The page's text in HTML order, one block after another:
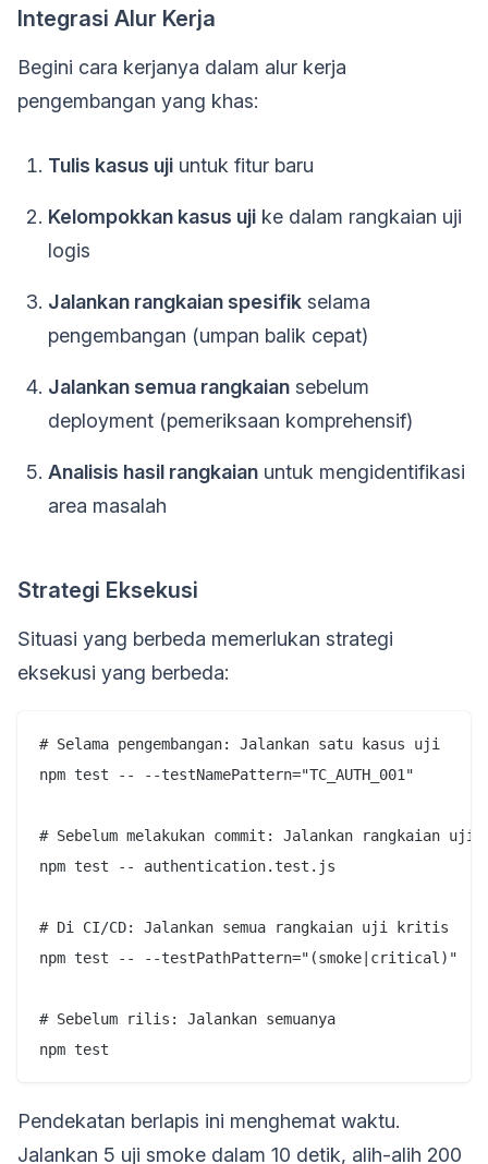
Integrasi Alur Kerja
Begini cara kerjanya dalam alur kerja
pengembangan yang khas:
Tulis kasus uji untuk fitur baru
Kelompokkan kasus uji ke dalam rangkaian uji
logis
Jalankan rangkaian spesifik selama
pengembangan (umpan balik cepat)
Jalankan semua rangkaian sebelum
deployment (pemeriksaan komprehensif)
Analisis hasil rangkaian untuk mengidentifikasi
area masalah
Strategi Eksekusi
Situasi yang berbeda memerlukan strategi
eksekusi yang berbeda:
# Selama pengembangan: Jalankan satu kasus uji
npm test -- --testNamePattern="TC_AUTH_001"
# Sebelum melakukan commit: Jalankan rangkaian
npm test -- authentication.test.js
# Di CI/CD: Jalankan semua rangkaian uji kritis
npm test -- --testPathPattern="(smoke|critical)"
# Sebelum rilis: Jalankan semuanya
Pendekatan berlapis ini menghemat waktu.
Jalankan 5 uji smoke dalam 10 detik, alih-alih 200